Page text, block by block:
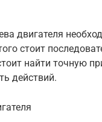
двигателя
стоит
найти точную
действий.